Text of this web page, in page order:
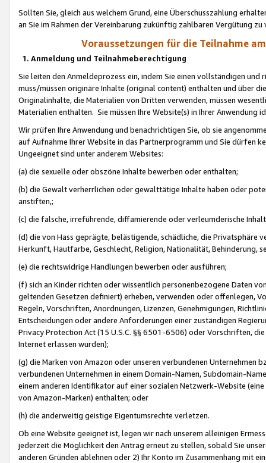
Sollten Sie, gleich aus welchem Grund, eine Überschusszahlung
an Sie im Rahmen der Vereinbarung zukünftig zahlbaren Vergütung zu
Voraussetzungen für die Teilnahme
1. Anmeldung und Teilnahmeberechtigung
Sie leiten den Anmeldeprozess ein, indem Sie einen vollständigen
muss/müssen originäre Inhalte (original content) enthalten und über
Originalinhalte, die Materialien von Dritten verwenden, müssen
Materialien enthalten. Sie müssen Ihre Website(s) in Ihrer Anwendung
Wir prüfen Ihre Anwendung und benachrichtigen Sie, ob sie
auf Aufnahme Ihrer Website in das Partnerprogramm und Sie dürfen
Ungeeignet sind unter anderem Websites:
(a) die sexuelle oder obszöne Inhalte bewerben oder enthalten;
(b) die Gewalt verherrlichen oder gewalttätige Inhalte haben oder
anstiften,;
(c) die falsche, irreführende, diffamierende oder verleumderische
(d) die von Hass geprägte, belästigende, schädliche, die Privatsphäre
Herkunft, Hautfarbe, Geschlecht, Religion, Nationalität, Behinderung,
(e) die rechtswidrige Handlungen bewerben oder ausführen;
(f) sich an Kinder richten oder wissentlich personenbezogene Daten
geltenden Gesetzen definiert) erheben, verwenden oder offenlegen,
Regeln, Vorschriften, Anordnungen, Lizenzen, Genehmigungen,
Entscheidungen oder andere Anforderungen einer zuständigen
Privacy Protection Act (15 U.S.C. §§ 6501-6506) oder Vorschriften,
Internet erlassen wurden);
(g) die Marken von Amazon oder unseren verbundenen Unternehmen
verbundenen Unternehmen in einem Domain-Namen, Subdomain-
einem anderen Identifikator auf einer sozialen Netzwerk-Website
von Amazon-Marken) enthalten; oder
(h) die anderweitig geistige Eigentumsrechte verletzen.
Ob eine Website geeignet ist, legen wir nach unserem alleinigen
jederzeit die Möglichkeit den Antrag erneut zu stellen, sobald Sie
anderen Gründen ablehnen oder 2) Ihr Konto im Zusammenhang mit